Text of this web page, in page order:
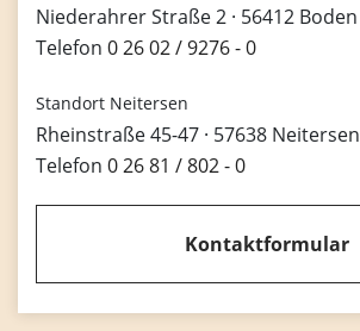
Niederahrer Straße 2 · 56412 Boden
Telefon 0 26 02 / 9276 - 0
Standort Neitersen
Rheinstraße 45-47 · 57638 Neitersen
Telefon 0 26 81 / 802 - 0
Kontaktformular